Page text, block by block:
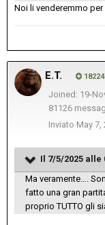
Noi li venderemmo
E.T. 18224
Joined: 19-
81126
Inviato May 7,
Il 7/5/2025 alle
Ma veramente….
fatto una gran
proprio TUTTO gli